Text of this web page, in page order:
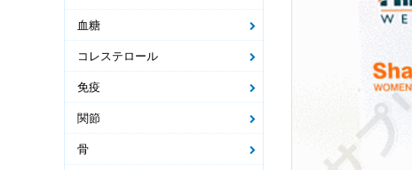
血糖
コレステロール
免疫
関節
骨